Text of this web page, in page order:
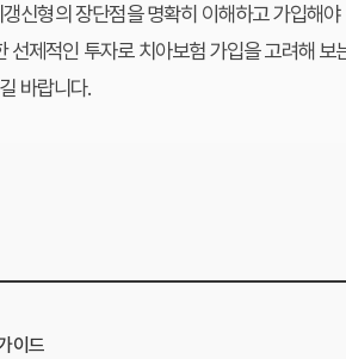
신형의 장단점을 명확히 이해하고 가입해
선제적인 투자로치아보험가입을 고려해 보
바랍니다.
이드